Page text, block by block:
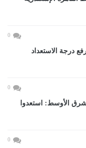
0
درجة الاستعداد
0
الأوسط: استعدوا
0